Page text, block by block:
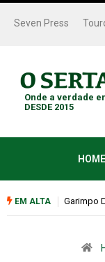
Seven Press
Onde a verdade
DESDE 2015
HOME
EM ALTA Bugonia